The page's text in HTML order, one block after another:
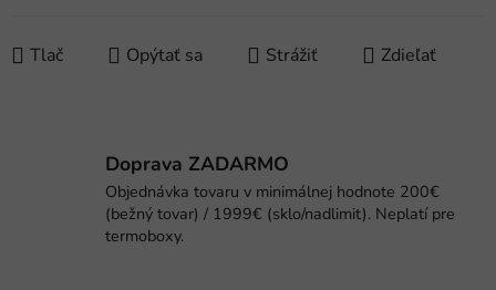
Tlač Opýtať sa Strážiť Zdieľať
Doprava ZADARMO
Objednávka tovaru v minimálnej hodnote 200€
(bežný tovar) / 1999€ (sklo/nadlimit). Neplatí pre
termoboxy.